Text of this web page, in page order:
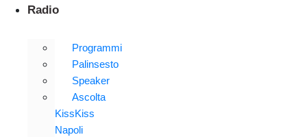
Radio
Programmi
Palinsesto
Speaker
Ascolta
KissKiss
Napoli